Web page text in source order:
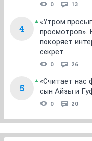
0 13
4
«Утром
просмотров».
покоряет
секрет
0 26
5
«Считает нас
сын Айзы и
0 20